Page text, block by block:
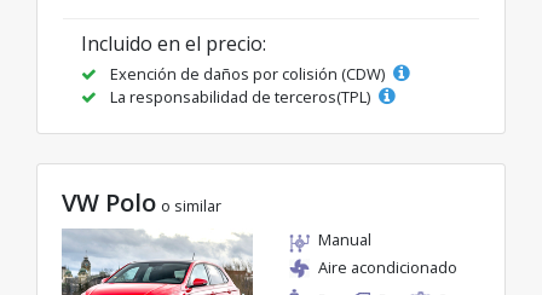
Incluido en el precio:
Exención de daños por colisión (CDW)
La responsabilidad de terceros(TPL)
VW Polo o similar
Manual
Aire acondicionado